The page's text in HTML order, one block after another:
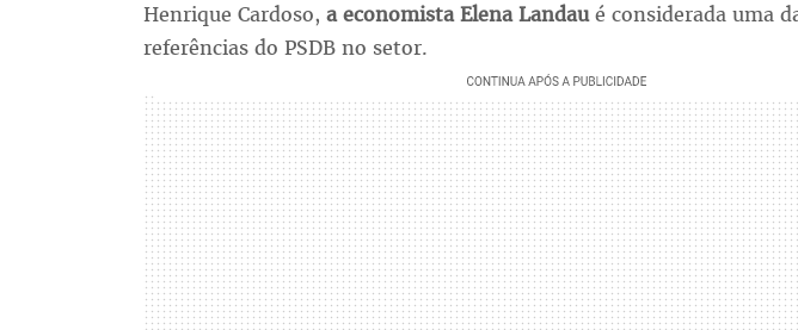
Henrique Cardoso, a economista Elena Landaué considerada uma
referências do PSDB no setor.